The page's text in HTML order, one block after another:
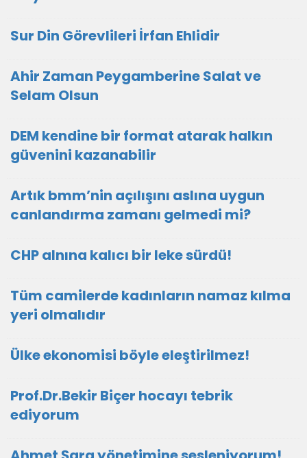
Sur Din Görevlileri İrfan Ehlidir
Ahir Zaman Peygamberine Salat ve
Selam Olsun
DEM kendine bir format atarak halkın
güvenini kazanabilir
Artık bmm’nin açılışını aslına uygun
canlandırma zamanı gelmedi mi?
CHP alnına kalıcı bir leke sürdü!
Tüm camilerde kadınların namaz kılma
yeri olmalıdır
Ülke ekonomisi böyle eleştirilmez!
Prof.Dr.Bekir Biçer hocayı tebrik
ediyorum